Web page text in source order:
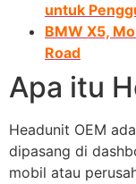
untuk
BMW X5,
Road
Apa itu
Headunit OEM
dipasang di
mobil atau